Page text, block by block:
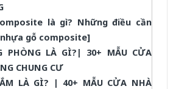
là gì? Những điều cần
gỗ composite]
PHÒNG LÀ GÌ?| 30+ MẪU CỬA
CHUNG CƯ
LÀ GÌ? | 40+ MẪU CỬA NHÀ